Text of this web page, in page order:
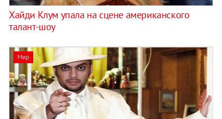
Хайди Клум упала на сцене американского
талант-шоу
Мир